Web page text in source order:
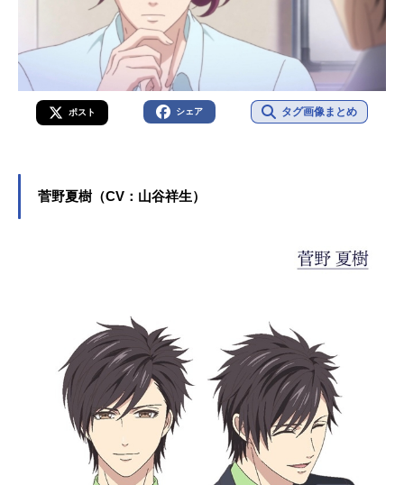
ポスト シェア タグ画像まとめ
菅野夏樹（CV：山谷祥生）